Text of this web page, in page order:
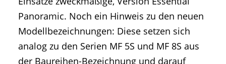
Panoramic. Noch ein Hinweis zu den neuen
Modellbezeichnungen: Diese setzen sich
analog zu den Serien MF 5S und MF 8S aus
der Baureihen-Bezeichnung und darauf